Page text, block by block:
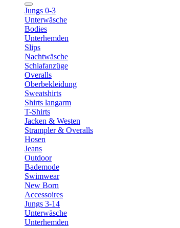
Jungs 0-3
Unterwäsche
Bodies
Unterhemden
Slips
Nachtwäsche
Schlafanzüge
Overalls
Oberbekleidung
Sweatshirts
Shirts langarm
T-Shirts
Jacken & Westen
Strampler & Overalls
Hosen
Jeans
Outdoor
Bademode
Swimwear
New Born
Accessoires
Jungs 3-14
Unterwäsche
Unterhemden